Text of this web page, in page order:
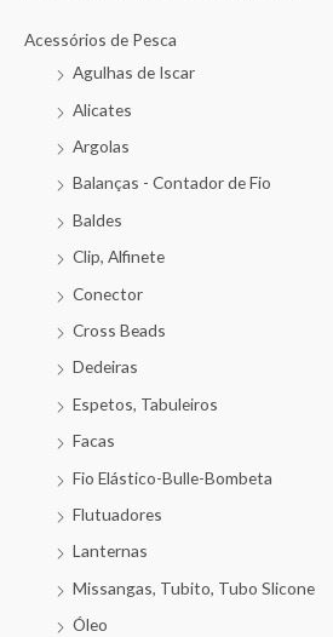
Acessórios de Pesca
Agulhas de Iscar
Alicates
Argolas
Balanças - Contador de Fio
Baldes
Clip, Alfinete
Conector
Cross Beads
Dedeiras
Espetos, Tabuleiros
Facas
Fio Elástico-Bulle-Bombeta
Flutuadores
Lanternas
Missangas, Tubito, Tubo Slicone
Óleo